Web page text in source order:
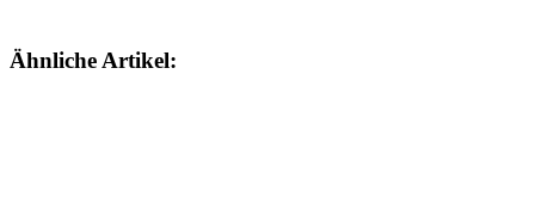
Ähnliche Artikel: